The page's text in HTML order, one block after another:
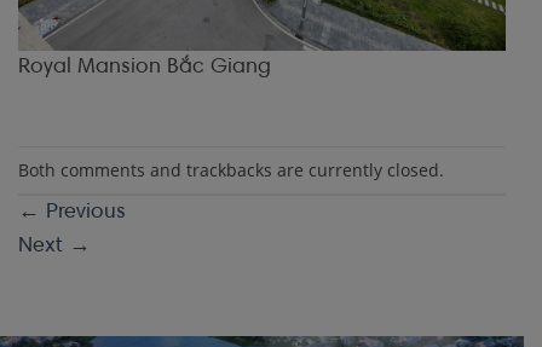
Royal Mansion Bắc Giang
Both comments and trackbacks are currently closed.
← Previous
Next →